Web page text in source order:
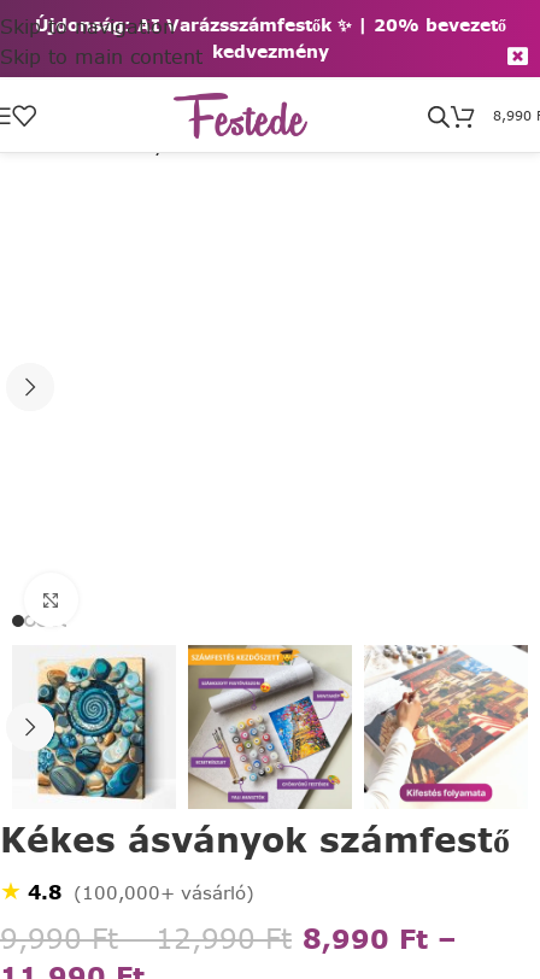
Újdonság: AI Varázsszámfestők ✨ | 20% bevezető
kedvezmény
Skip to navigation
Skip to main content
8,990
Kékes ásványok számfestő
★ 4.8 (100,000+ vásárló)
9,990Ft – 12,990Ft 8,990 Ft –